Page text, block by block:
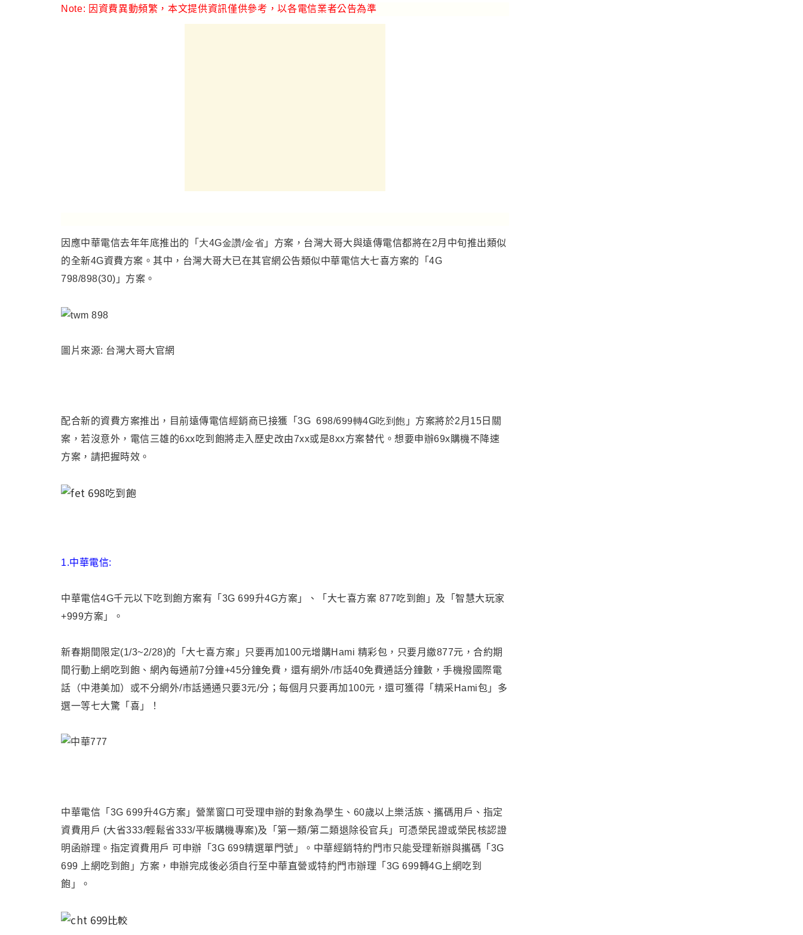
Note: 因資費異動頻繁 ，本文提供資訊僅供參考，以各電信業者公告為準
因應中華電信去年年底推出的 「 大4G金讚/金省 」 方案，台灣大哥大與遠傳電信都將在2月中旬推出類似
的全新4G資費方案。其中，台灣大哥大已在其官網公告類似中華電信大七喜方案的 「 4G
798/898(30) 」方案。
圖片來源: 台灣大哥大官網
配合新的資費方案推出，目前遠傳電信經銷商已接獲 「 3G 698/699轉4G吃到飽 」 方案將於2月15日關
案，若沒意外，電信三雄的6xx吃到飽將走入歷史改由7xx或是8xx方案替代。想要申辦69x購機不降速
方案，請把握時效。
1.中華電信:
中華電信4G千元以下吃到飽方案有 「3G 699升4G方案」、
「大七喜方案 877吃到飽」及「智慧大玩家
+999方案」。
新春期間限定(1/3~2/28)的「大七喜方案」只要再加100元增購Hami 精彩包，只要月繳877元，合約期
間行動上網吃到飽、網內每通前7分鐘+45分鐘免費，還有網外/市話40免費通話分鐘數，手機撥國際電
話（中港美加）或不分網外/市話通通只要3元/分；每個月只要再加100元，還可獲得「精采Hami包」多
選一等七大驚「喜」！
中華電信「3G 699升4G方案」營業窗口可受理申辦的對象為學生 、 60歲以上樂活族 、 攜碼用戶 、 指定
資費用戶 (大省333/輕鬆省333/平板購機專案)及 「第一類/第二類退除役官兵」可憑榮民證或榮民核認證
明函辦理。指定資費用戶 可申辦「3G 699精選單門號」。 中華經銷特約門市只能受理新辦與攜碼「3G
699 上網吃到飽」方案 ， 申辦完成後必須自行至中華直營或特約門市辦理 「3G 699轉4G上網吃到
飽」。